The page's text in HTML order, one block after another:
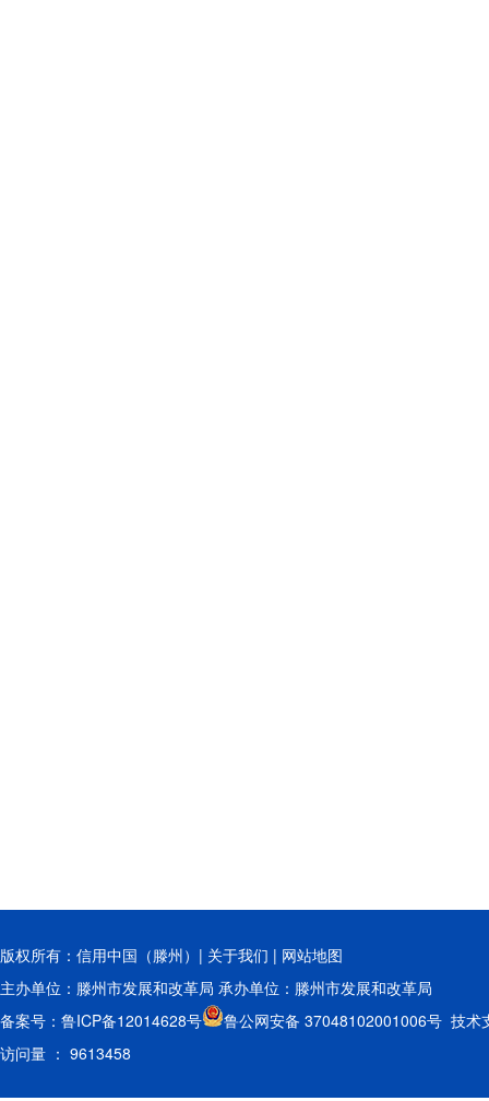
版权所有：信用中国（滕州）| 关于我们 | 网站地图
主办单位：滕州市发展和改革局 承办单位：滕州市发展和改革局
备案号：鲁ICP备12014628号
鲁公网安备 37048102001006号 技术
访问量 ： 9613458